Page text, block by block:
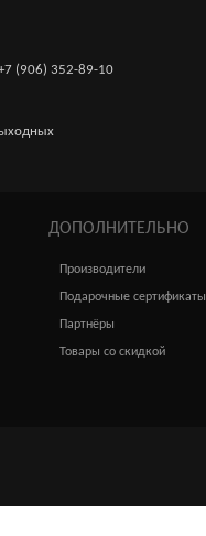
(906) 352-89-10
ДОПОЛНИТЕЛЬНО
Производители
Подарочные сертификаты
Партнёры
Товары со скидкой